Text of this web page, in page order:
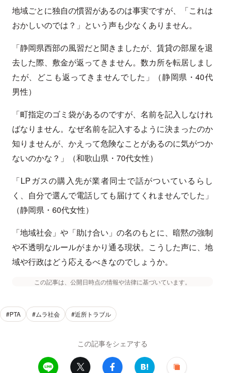
地域ごとに独自の慣習があるのは事実ですが、「これは
おかしいのでは？」という声も少なくありません。
「静岡県西部の風習だと聞きましたが、賃貸の部屋を退
去した際、敷金が返ってきません。数カ所を転居しまし
たが、どこも返ってきませんでした」（静岡県・40代
男性）
「町指定のゴミ袋があるのですが、名前を記入しなけれ
ばなりません。なぜ名前を記入するように決まったのか
知りませんが、かえって危険なことがあるのに気がつか
ないのかな？」（和歌山県・70代女性）
「LPガスの購入先が業者同士で話がついているらし
く、自分で選んで電話しても届けてくれませんでした」
（静岡県・60代女性）
「地域社会」や「助け合い」の名のもとに、暗黙の強制
や不透明なルールがまかり通る現状。こうした声に、地
域や行政はどう応えるべきなのでしょうか。
この記事は、公開日時点の情報や法律に基づいています。
#PTA #ムラ社会 #近所トラブル
この記事をシェアする